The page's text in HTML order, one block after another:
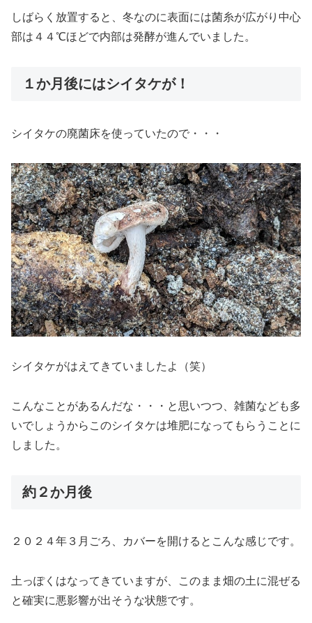
しばらく放置すると、冬なのに表面には菌糸が広がり中心
部は４４℃ほどで内部は発酵が進んでいました。
１か月後にはシイタケが！
シイタケの廃菌床を使っていたので・・・
シイタケがはえてきていましたよ（笑）
こんなことがあるんだな・・・と思いつつ、雑菌なども多
いでしょうからこのシイタケは堆肥になってもらうことに
しました。
約２か月後
２０２４年３月ごろ、カバーを開けるとこんな感じです。
土っぽくはなってきていますが、このまま畑の土に混ぜる
と確実に悪影響が出そうな状態です。